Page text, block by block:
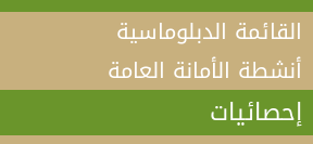
القائمة الدبلوماسية
أنشطة الأمانة العامة
إحصائيات